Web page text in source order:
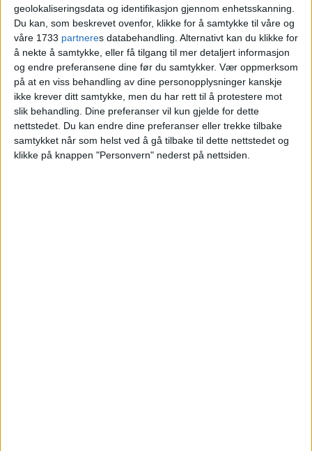
geolokaliseringsdata og identifikasjon gjennom enhetsskanning.
Du kan, som beskrevet ovenfor, klikke for å samtykke til våre og
våre 1733 partneres databehandling. Alternativt kan du klikke for
å nekte å samtykke, eller få tilgang til mer detaljert informasjon
og endre preferansene dine før du samtykker. Vær oppmerksom
på at en viss behandling av dine personopplysninger kanskje
ikke krever ditt samtykke, men du har rett til å protestere mot
slik behandling. Dine preferanser vil kun gjelde for dette
nettstedet. Du kan endre dine preferanser eller trekke tilbake
samtykket når som helst ved å gå tilbake til dette nettstedet og
klikke på knappen "Personvern" nederst på nettsiden.